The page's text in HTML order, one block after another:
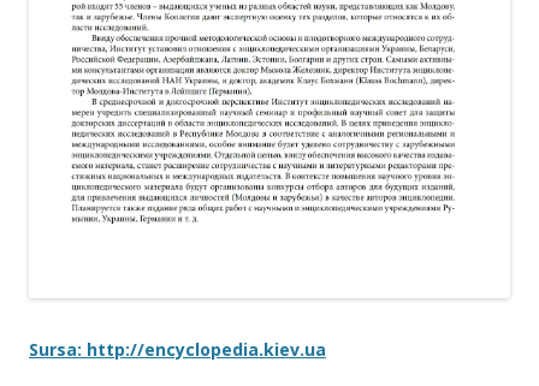
Sursa: http://encyclopedia.kiev.ua